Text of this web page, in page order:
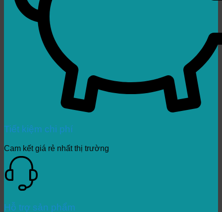
Tiết kiệm chi phí
Cam kết giá rẻ nhất thị trường
Hỗ trợ sản phẩm